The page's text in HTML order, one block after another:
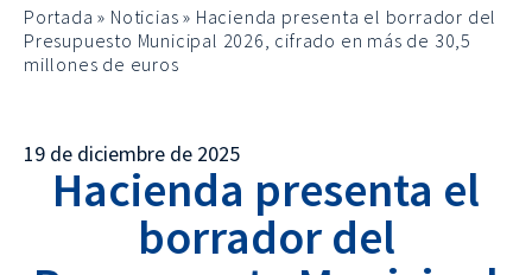
Portada » Noticias » Hacienda presenta el borrador del
Presupuesto Municipal 2026, cifrado en más de 30,5
millones de euros
19 de diciembre de 2025
Hacienda presenta el
borrador del